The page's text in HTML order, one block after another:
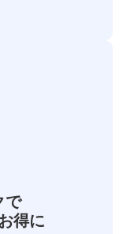
で
得に